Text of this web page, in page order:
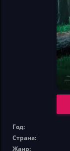
Год:
Страна:
Жанр: